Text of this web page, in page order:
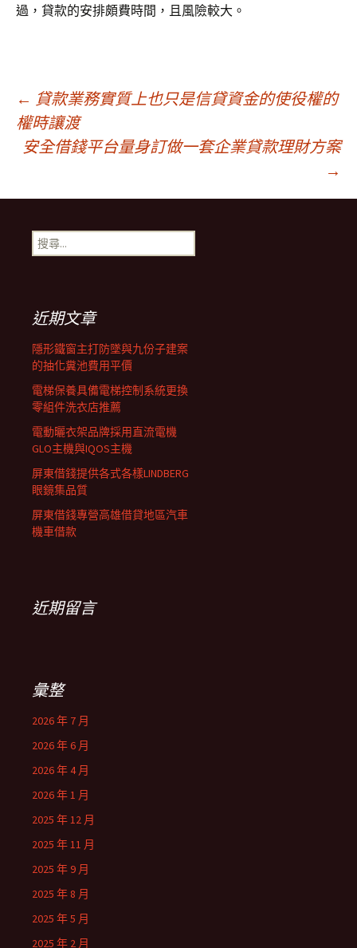
過，貸款的安排頗費時間，且風險較大。
文
章
導
覽
列
← 貸款業務實質上也只是信貸資金的使役權的
權時讓渡
安全借錢平台量身訂做一套企業貸款理財方案
→
搜
尋
近期文章
隱形鐵窗主打防墜與九份子建案
的抽化糞池費用平價
電梯保養具備電梯控制系統更換
零組件洗衣店推薦
電動曬衣架品牌採用直流電機
GLO主機與IQOS主機
屏東借錢提供各式各樣LINDBERG
眼鏡集品質
屏東借錢專營高雄借貸地區汽車
機車借款
近期留言
彙整
2026 年 7 月
2026 年 6 月
2026 年 4 月
2026 年 1 月
2025 年 12 月
2025 年 11 月
2025 年 9 月
2025 年 8 月
2025 年 5 月
2025 年 2 月